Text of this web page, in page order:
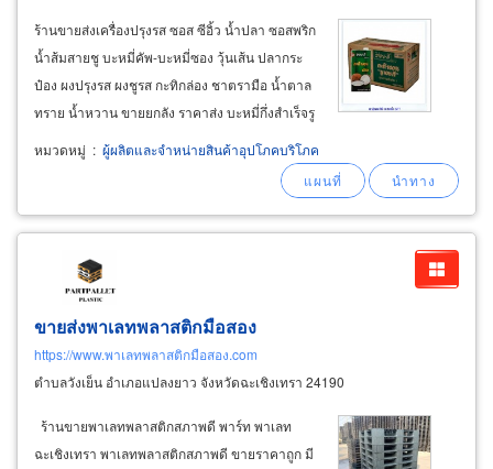
ร้านขายส่งเครื่องปรุงรส ซอส ซีอิ้ว น้ำปลา ซอสพริก
น้ำส้มสายชู บะหมี่คัพ-บะหมี่ซอง วุ้นเส้น ปลากระ
ป๋อง ผงปรุงรส ผงชูรส กะทิกล่อง ชาตรามือ น้ำตาล
ทราย น้ำหวาน ขายยกลัง ราคาส่ง บะหมี่กึ่งสำเร็จรู
ปมาม่าบิ๊กแพ็คราคาส่ง มาม่าบิ๊กแพ็ครสต้มยำกุ้ง
น้ำข้น 90กรัม x 24ซอง ขายยกลัง มาม่าคัพรส
หมวดหมู่ : ผู้ผลิตและจำหน่ายสินค้าอุปโภคบริโภค
ขายส่งพาเลทพลาสติกมือสอง
https://www.พาเลทพลาสติกมือสอง.com
ตำบลวังเย็น อำเภอแปลงยาว จังหวัดฉะเชิงเทรา 24190
ร้านขายพาเลทพลาสติกสภาพดี พาร์ท พาเลท
ฉะเชิงเทรา พาเลทพลาสติกสภาพดี ขายราคาถูก มี